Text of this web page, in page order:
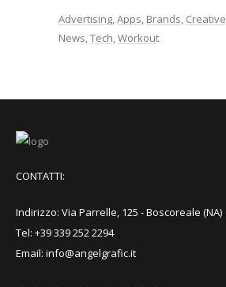
Advertising Apps Brands Creative
News Tech Workout
CONTATTI:
Indirizzo: Via Parrelle, 125 - Boscoreale (NA)
Tel: +39 339 252 2294
Email: info@angelgrafic.it